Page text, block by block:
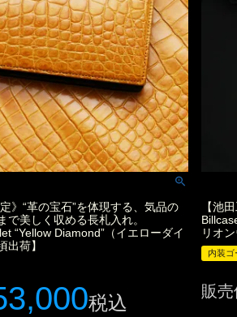
》“革の宝石”を体現する、気品の
で美しく収める長札入れ。
“Yellow Diamond”（イエローダイ
出荷】
税込
【池
リオ
内装ゴ
販